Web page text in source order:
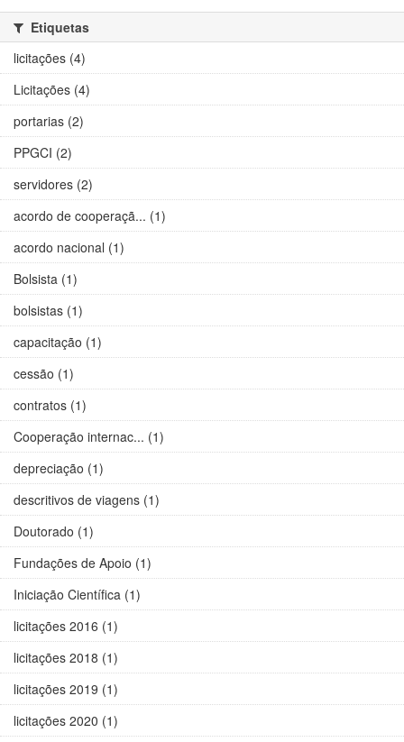
Etiquetas
licitações (4)
Licitações (4)
portarias (2)
PPGCI (2)
servidores (2)
acordo de cooperaçã... (1)
acordo nacional (1)
Bolsista (1)
bolsistas (1)
capacitação (1)
cessão (1)
contratos (1)
Cooperação internac... (1)
depreciação (1)
descritivos de viagens (1)
Doutorado (1)
Fundações de Apoio (1)
Iniciação Científica (1)
licitações 2016 (1)
licitações 2018 (1)
licitações 2019 (1)
licitações 2020 (1)